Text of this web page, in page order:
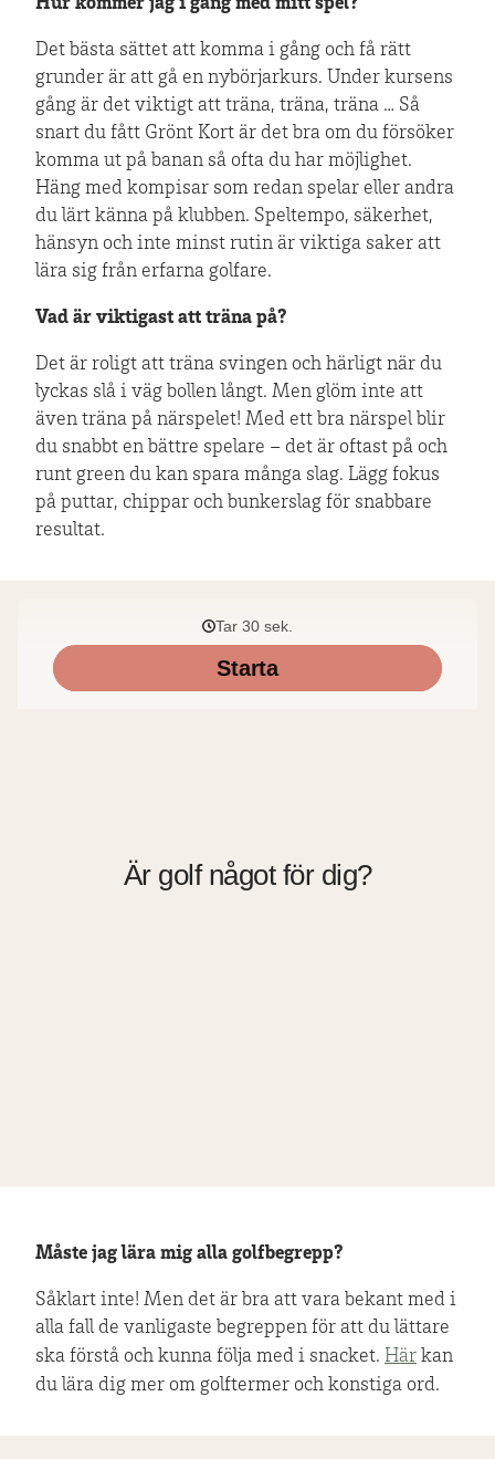
Hur kommer jag i gång med mitt spel?
Det bästa sättet att komma i gång och få rätt
grunder är att gå en nybörjarkurs. Under kursens
gång är det viktigt att träna, träna, träna … Så
snart du fått Grönt Kort är det bra om du försöker
komma ut på banan så ofta du har möjlighet.
Häng med kompisar som redan spelar eller andra
du lärt känna på klubben. Speltempo, säkerhet,
hänsyn och inte minst rutin är viktiga saker att
lära sig från erfarna golfare.
Vad är viktigast att träna på?
Det är roligt att träna svingen och härligt när du
lyckas slå i väg bollen långt. Men glöm inte att
även träna på närspelet! Med ett bra närspel blir
du snabbt en bättre spelare – det är oftast på och
runt green du kan spara många slag. Lägg fokus
på puttar, chippar och bunkerslag för snabbare
resultat.
Måste jag lära mig alla golfbegrepp?
Såklart inte! Men det är bra att vara bekant med i
alla fall de vanligaste begreppen för att du lättare
ska förstå och kunna följa med i snacket. Här kan
du lära dig mer om golftermer och konstiga ord.